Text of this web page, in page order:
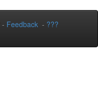
- Feedback - ???